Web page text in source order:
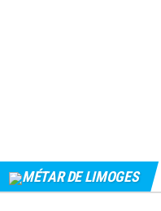
MÉTAR DE LIMOGES